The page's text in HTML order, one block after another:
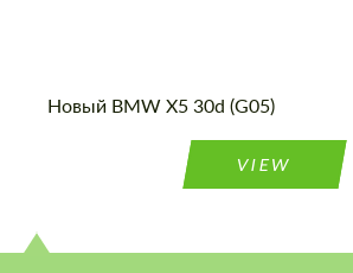
Новый BMW X5 30d (G05)
VIEW